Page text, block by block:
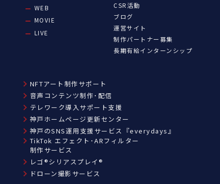
WEB
MOVIE
LIVE
CSR活動
ブログ
運営サイト
制作パートナー募集
長期有給インターンシップ
NFTアート制作サポート
音声コンテンツ制作･配信
テレワーク導入サポート支援
神戸ホームページ更新センター
神戸のSNS運用支援サービス『everydays』
TikTok エフェクト･ARフィルター
制作サービス
レゴ®シリアスプレイ®
ドローン撮影サービス